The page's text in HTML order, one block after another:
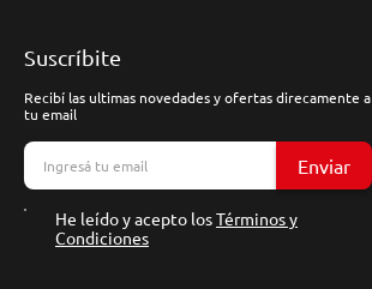
Suscríbite
Recibí las ultimas novedades y ofertas direcamente a
tu email
Enviar
He leído y acepto losTérminos y
Condiciones